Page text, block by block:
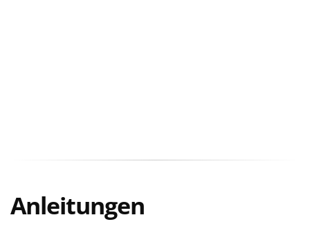
Anleitungen